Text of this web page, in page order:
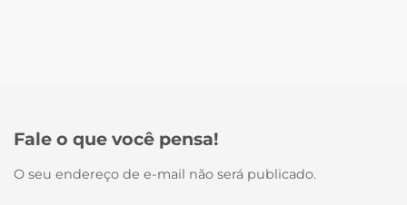
Fale o que você pensa!
O seu endereço de e-mail não será publicado.